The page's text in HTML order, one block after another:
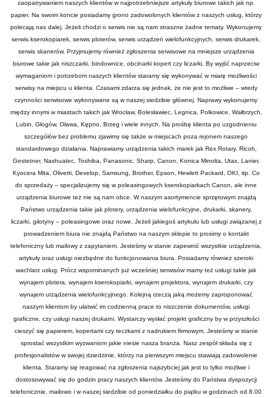
zaopatrywaniem naszych klientów w najpotrzebniejsze artykuły biurowe takich jak np.
papier. Na swoim koncie posiadamy grono zadowolonych klientów z naszych usług, którzy
polecają nas dalej. Jeżeli chodzi o serwis nie są nam straszne żadne tematy. Wykonujemy
serwis kserokopiarek, serwis ploterów, serwis urządzeń wielofunkcyjnych, serwis drukarek,
serwis skanerów. Przyjmujemy również zgłoszenia serwisowe na mniejsze urządzenia
biurowe takie jak niszczarki, bindownice, obcinarki kopert czy liczarki. By wyjść naprzeciw
wymaganiom i potrzebom naszych klientów staramy się wykonywać w miarę możliwości
serwisy na miejscu u klienta. Czasami zdarza się jednak, że nie jest to możliwe – wtedy
czynności serwisowe wykonywane są w naszej siedzibie głównej. Naprawy wykonujemy
między innymi w miastach takich jak Wrocław, Bolesławiec, Legnica, Polkowice, Wałbrzych,
Lubin, Głogów, Oława, Kępno, Brzeg i wiele innych. Na prośbę klienta po uzgodnieniu
szczegółów bez problemu zjawimy się także w miejscach poza rejonem naszego
standardowego działania. Naprawiamy urządzenia takich marek jak Rex Rotary, Ricoh,
Gestetner, Nashuatec, Toshiba, Panasonic, Sharp, Canon, Konica Minolta, Utax, Lanier,
Kyocera Mita, Olivetti, Develop, Samsung, Brother, Epson, Hewlett Packard, OKI, itp. Co
do sprzedaży – specjalizujemy się w poleasingowych kserokopiarkach Canon, ale inne
urządzenia biurowe też nie są nam obce. W naszym asortymencie sprzętowym znajdą
Państwo urządzenia takie jak plotery, urządzenia wielofunkcyjne, drukarki, skanery,
liczarki, gilotyny – poleasingowe oraz nowe. Jeżeli jakiegoś artykułu lub usługi związanej z
prowadzeniem biura nie znajdą Państwo na naszym sklepie to prosimy o kontakt
telefoniczny lub mailowy z zapytaniem. Jesteśmy w stanie zapewnić wszystkie urządzenia,
artykuły oraz usługi niezbędne do funkcjonowania biura. Posiadamy również szeroki
wachlarz usług. Prócz wspominanych już wcześniej serwisów mamy też usługi takie jak
wynajem plotera, wynajem kserokopiarki, wynajem projektora, wynajem drukarki, czy
wynajem urządzenia wielofunkcyjnego. Kolejną rzeczą jaką możemy zaproponować
naszym klientom by ułatwić im codzienną prace to niszczenie dokumentów, usługi
graficzne, czy usługi naszej drukarni. Wystarczy wysłać projekt graficzny by w przyszłości
cieszyć się papierem, kopertami czy teczkami z nadrukiem firmowym. Jesteśmy w stanie
sprostać wszystkim wyzwaniom jakie niesie nasza branża. Nasz zespół składa się z
profesjonalistów w swojej dziedzinie, którzy na pierwszym miejscu stawiają zadowolenie
klienta. Staramy się reagować na zgłoszenia najszybciej jak jest to tylko możliwe i
dostosowywać się do godzin pracy naszych klientów. Jesteśmy do Państwa dyspozycji
telefonicznie, mailowo i w naszej siedzibie od poniedziałku do piątku w godzinach od 8.00